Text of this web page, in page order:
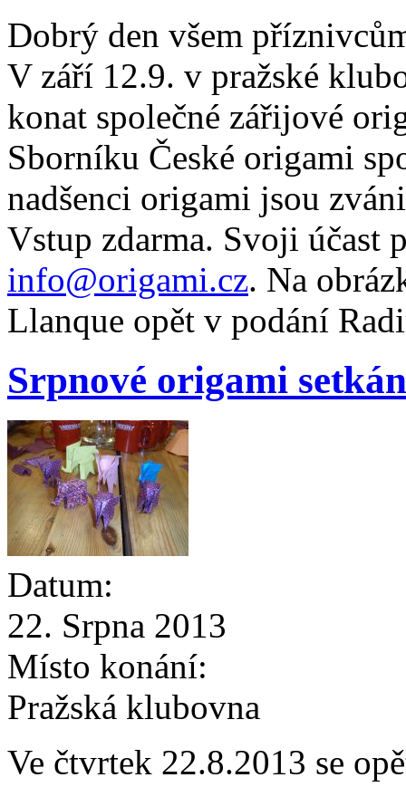
Dobrý den všem
V září 12.9. v pražské
konat společné zářijové
Sborníku České origami
nadšenci origami jsou
Vstup zdarma. Svoji účast
info@origami.cz. Na
Llanque opět v podání
Srpnové origami
Datum:
22. Srpna 2013
Místo konání:
Pražská klubovna
Ve čtvrtek 22.8.2013 se